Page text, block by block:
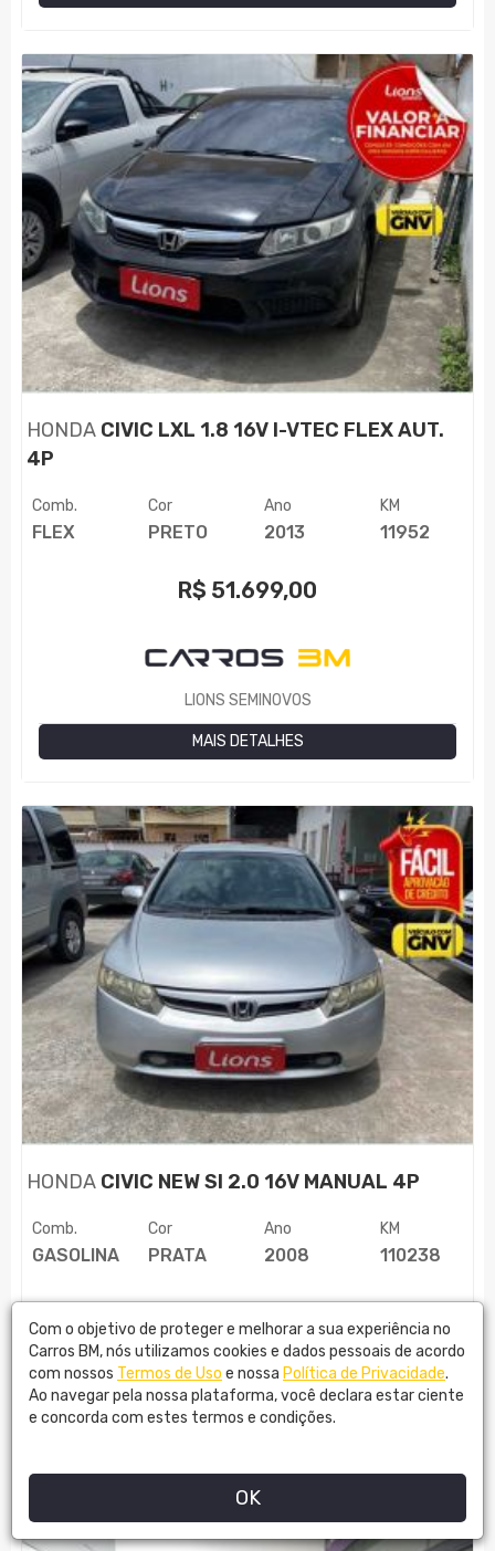
HONDA CIVIC LXL 1.8 16V I-VTEC FLEX AUT.
4P
Comb.
FLEX
Cor
PRETO
Ano
2013
KM
11952
R$ 51.699,00
LIONS SEMINOVOS
MAIS DETALHES
HONDA CIVIC NEW SI 2.0 16V MANUAL 4P
Comb.
GASOLINA
Cor
PRATA
Ano
2008
KM
110238
LIONS SEMINOVOS
Com o objetivo de proteger e melhorar a sua experiência no
Carros BM, nós utilizamos cookies e dados pessoais de acordo
com nossos Termos de Uso e nossa Política de Privacidade.
Ao navegar pela nossa plataforma, você declara estar ciente
e concorda com estes termos e condições.
OK